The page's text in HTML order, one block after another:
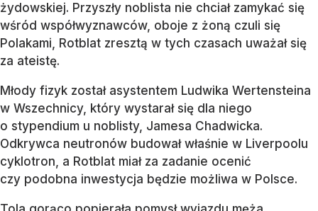
żydowskiej. Przyszły noblista nie chciał zamykać się
wśród współwyznawców, oboje z żoną czuli się
Polakami, Rotblat zresztą w tych czasach uważał się
za ateistę.
Młody fizyk został asystentem Ludwika Wertensteina
w Wszechnicy, który wystarał się dla niego
o stypendium u noblisty, Jamesa Chadwicka.
Odkrywca neutronów budował właśnie w Liverpoolu
cyklotron, a Rotblat miał za zadanie ocenić
czy podobna inwestycja będzie możliwa w Polsce.